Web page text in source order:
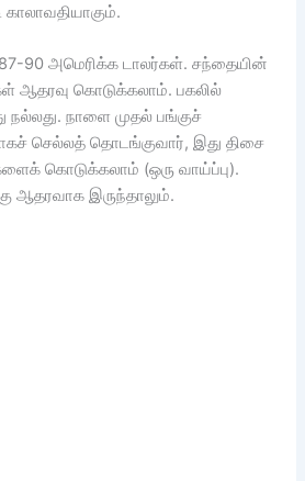
காலாவதியாகும்.
90 அமெரிக்க டாலர்கள். சந்தையின்
ஆதரவு கொடுக்கலாம். பகலில்
நல்லது. நாளை முதல் பங்குச்
செல்லத் தொடங்குவார், இது திசை
கொடுக்கலாம் (ஒரு வாய்ப்பு).
ஆதரவாக இருந்தாலும்.